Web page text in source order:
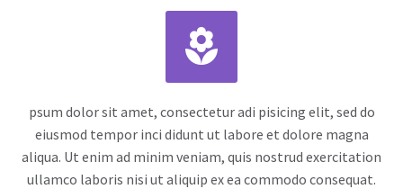


psum dolor sit amet, consectetur adi pisicing elit, sed do
eiusmod tempor inci didunt ut labore et dolore magna
aliqua. Ut enim ad minim veniam, quis nostrud exercitation
ullamco laboris nisi ut aliquip ex ea commodo consequat.